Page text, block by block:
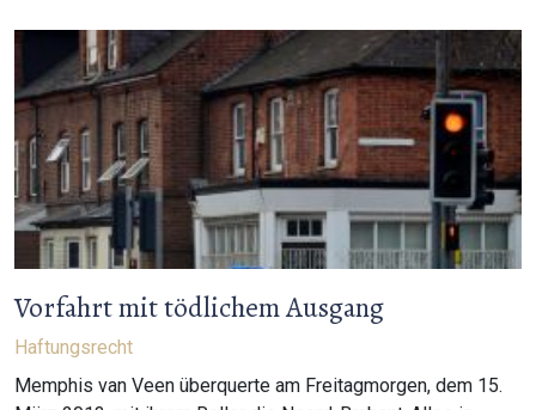
Vorfahrt mit tödlichem Ausgang
Haftungsrecht
Memphis van Veen überquerte am Freitagmorgen, dem 15.